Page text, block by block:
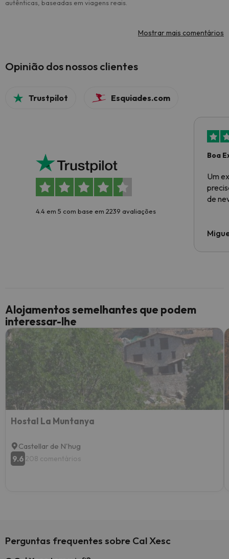
autênticas, baseadas em viagens reais.
Mostrar mais comentários
Opinião dos nossos clientes
Trustpilot Esquiades.com
4.4 em 5 com base em 2239 avaliações
Boa
Um
de
Alojamentos semelhantes que podem
interessar-lhe
Hostal La Muntanya
Castellar de N'hug
9.6 208 comentários
Perguntas frequentes sobre Cal Xesc